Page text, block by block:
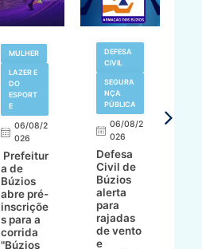
MULHER
LAZER E
DO
ESPORT
E
06/08/2
026
Prefeitur
a de
Búzios
abre pré-
inscriçõe
s para a
corrida
"Búzios
DEFESA
CIVIL
SEGURA
NÇA
PÚBLICA
06/08/2
026
Defesa
Civil de
Búzios
alerta
para
rajadas
de vento
e